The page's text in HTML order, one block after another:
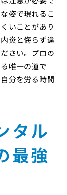
姿で現れるこ
いことがあり
炎と侮らず違
さい。プロの
唯一の道で
分を労る時間
タル
最強